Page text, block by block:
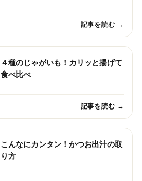
記事を読む →
４種のじゃがいも！カリッと揚げて
食べ比べ
記事を読む →
こんなにカンタン！かつお出汁の取
り方